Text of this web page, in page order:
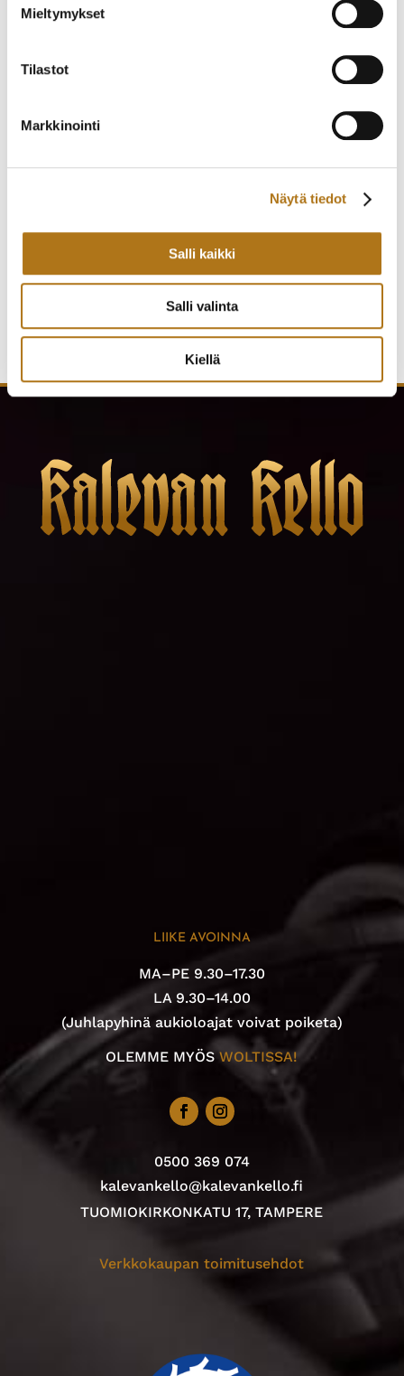
Mieltymykset
Tilastot
Markkinointi
Näytä tiedot
Salli kaikki
Salli valinta
Kiellä
ETERNA-253-NOS
LIIKE AVOINNA
MA–PE 9.30–17.30
LA 9.30–14.00
(Juhlapyhinä aukioloajat voivat poiketa)
OLEMME MYÖSWOLTISSA!
0500 369 074
kalevankello@kalevankello.fi
TUOMIOKIRKONKATU 17, TAMPERE
Verkkokaupan toimitusehdot